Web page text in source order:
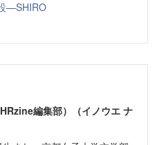
—SHIRO
編集部）（イノウエ ナ